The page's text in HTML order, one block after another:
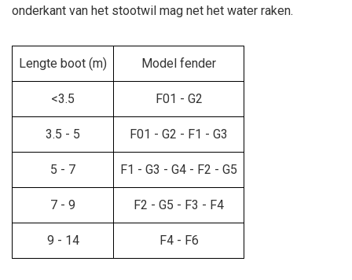
onderkant van het stootwil mag net het water raken.
Lengte boot (m) Model fender
<3.5 F01 - G2
3.5 - 5 F01 - G2 - F1 - G3
5 - 7 F1 - G3 - G4 - F2 - G5
7 - 9 F2 - G5 - F3 - F4
9 - 14 F4 - F6